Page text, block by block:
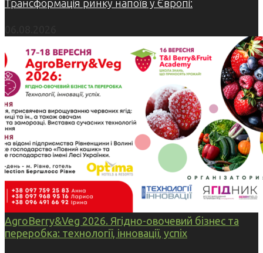
Трансформація ринку напоїв у Європі:
AgroBerry&Veg 2026. Ягідно-овочевий бізнес та
переробка: технології, інновації, успіх